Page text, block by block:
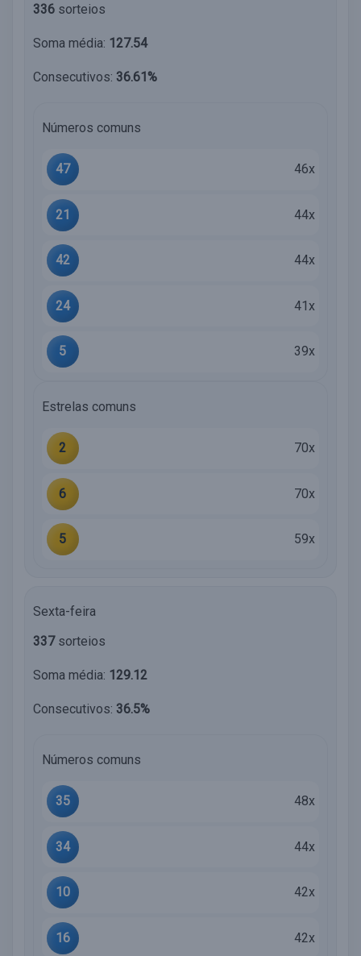
336 sorteios
Soma média: 127.54
Consecutivos: 36.61%
Números comuns
47 46x
21 44x
42 44x
24 41x
5 39x
Estrelas comuns
2 70x
6 70x
5 59x
Sexta-feira
337sorteios
Soma média: 129.12
Consecutivos: 36.5%
Números comuns
35 48x
34 44x
10 42x
16 42x